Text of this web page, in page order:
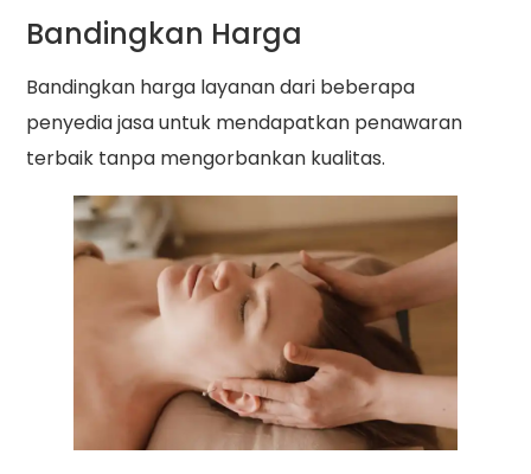
Bandingkan Harga
Bandingkan harga layanan dari beberapa
penyedia jasa untuk mendapatkan penawaran
terbaik tanpa mengorbankan kualitas.